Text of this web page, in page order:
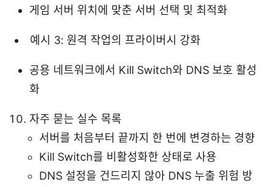
게임 서버 위치에 맞춘 서버 선택 및 최적화
예시 3: 원격 작업의 프라이버시 강화
공용 네트워크에서 Kill Switch와 DNS 보호 활성
화
자주 묻는 실수 목록
서버를 처음부터 끝까지 한 번에 변경하는 경향
Kill Switch를 비활성화한 상태로 사용
DNS 설정을 건드리지 않아 DNS 누출 위험 방